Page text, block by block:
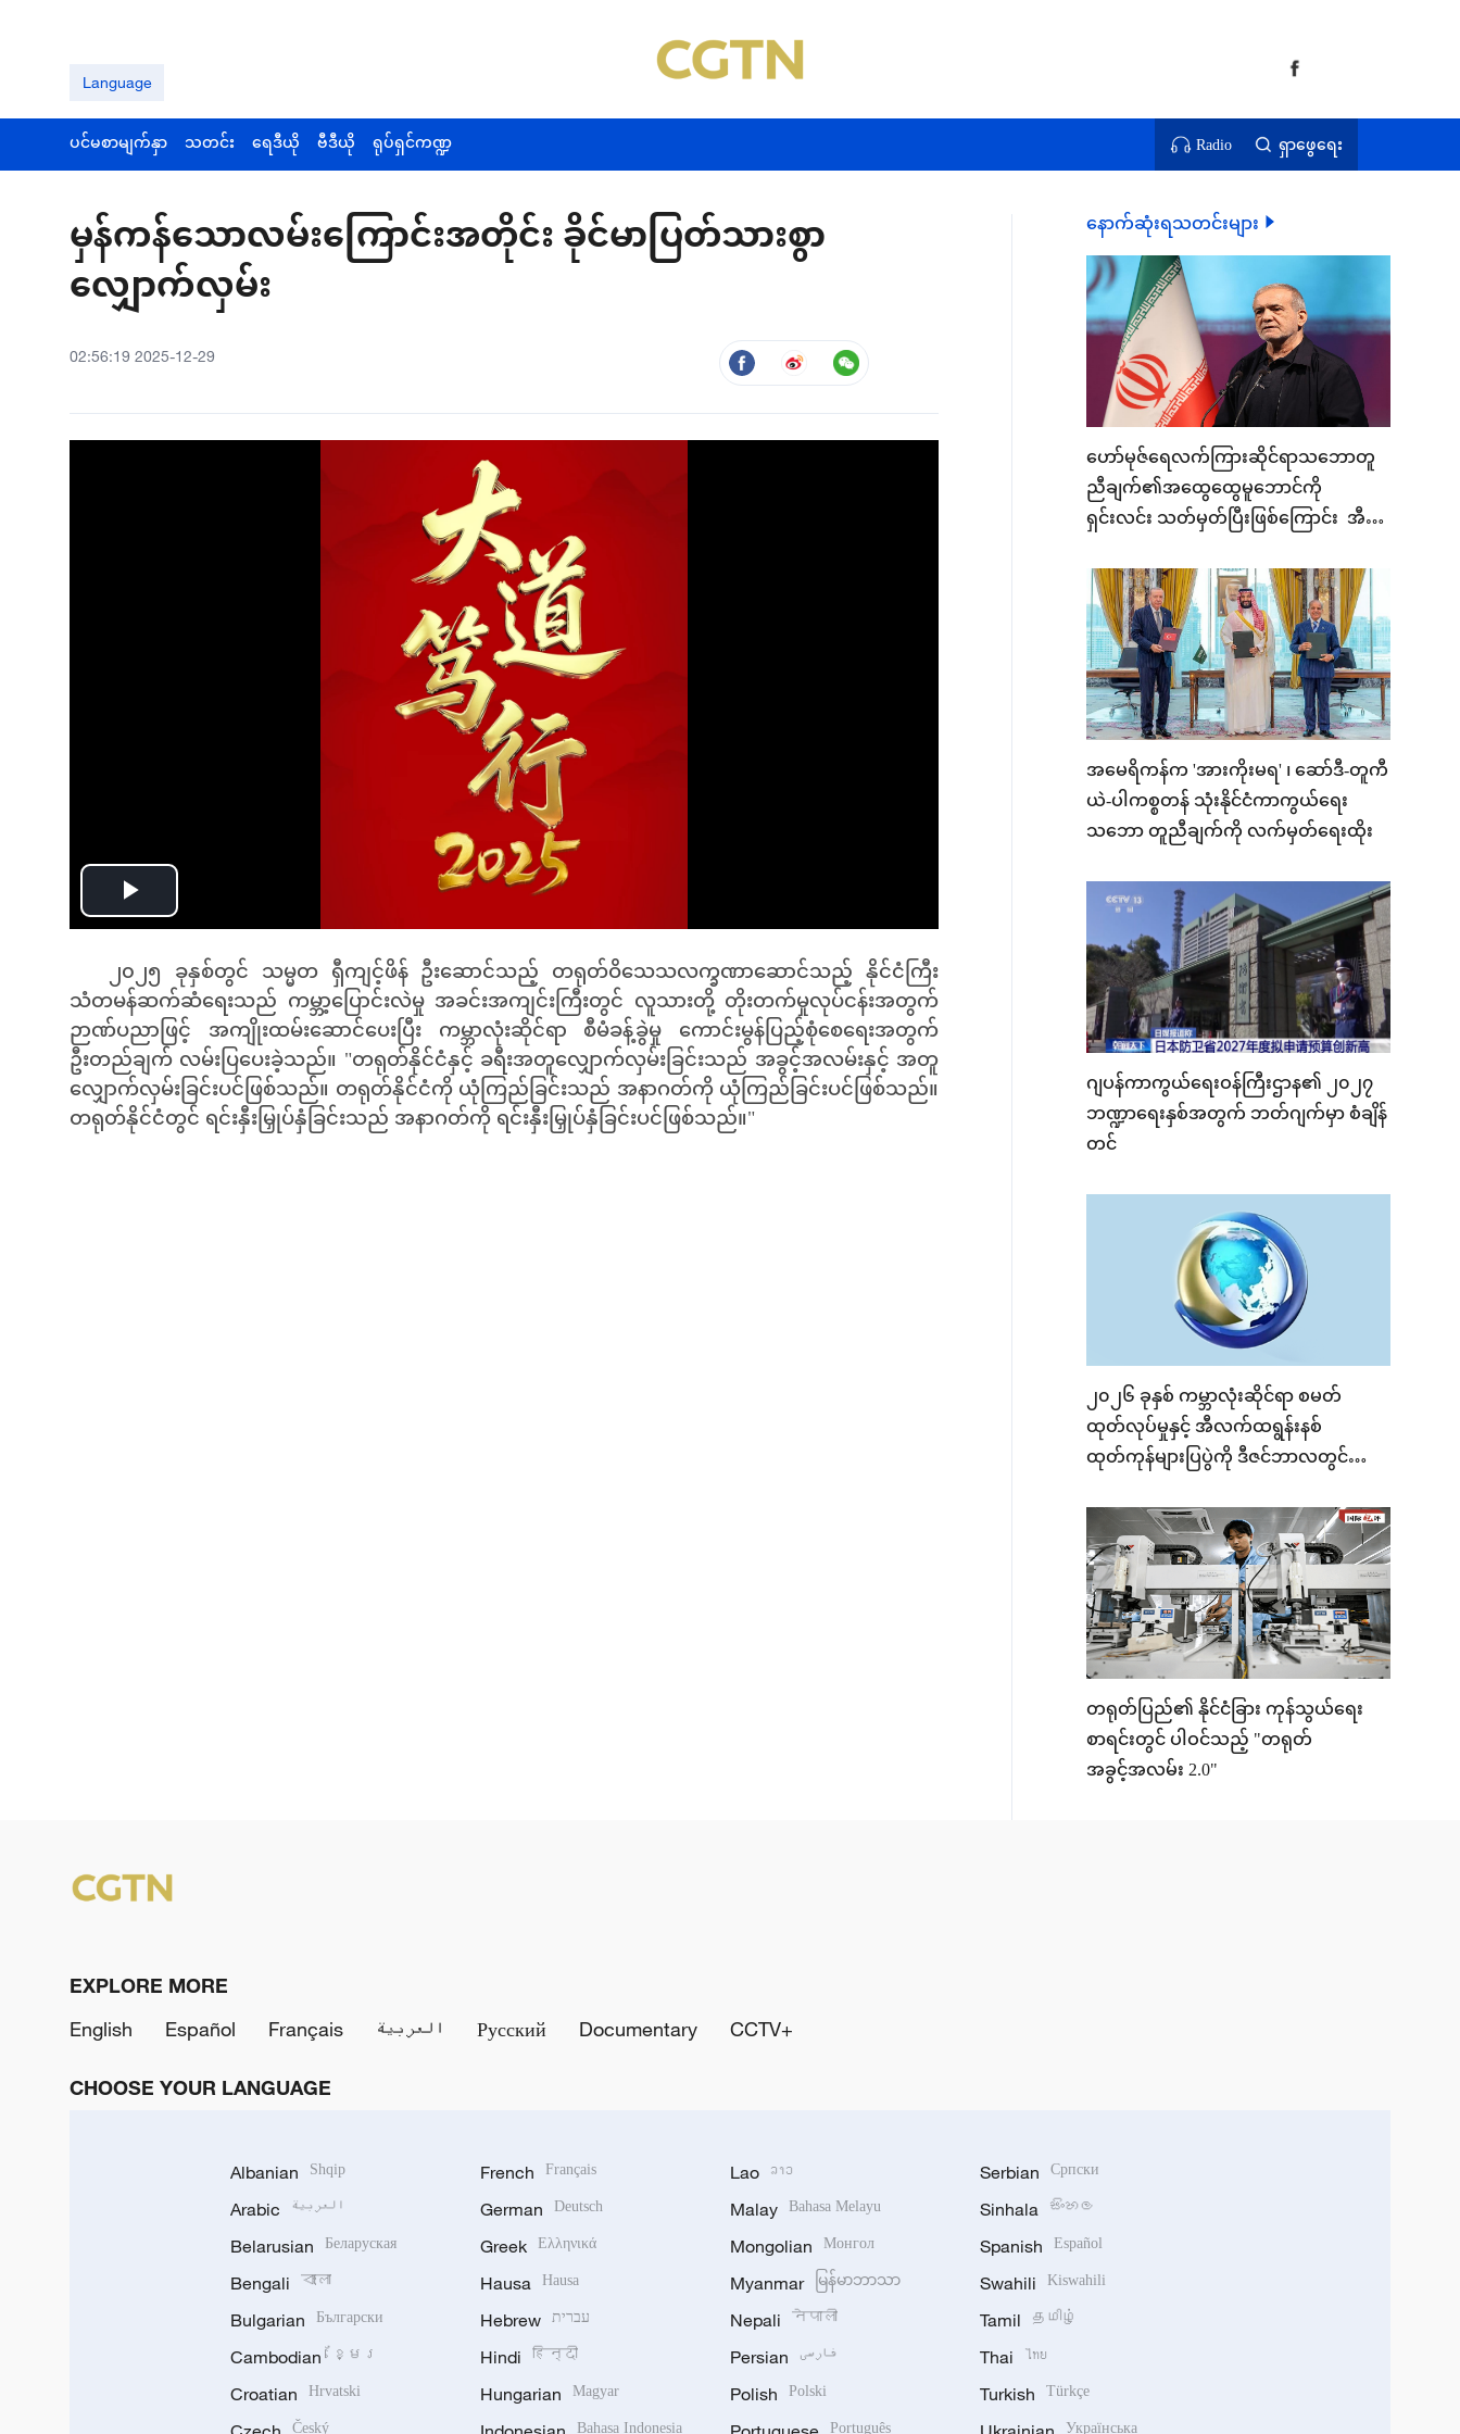
Language
ပင်မစာမျက်နှာ သတင်း ရေဒီယို ဗီဒီယို ရုပ်ရှင်ကဏ္ဍ Radio ရှာဖွေရေး
မှန်ကန်သောလမ်းကြောင်းအတိုင်း ခိုင်မာပြတ်သားစွာ
လျှောက်လှမ်း
02:56:19 2025-12-29
Play
Video
၂၀၂၅ ခုနှစ်တွင် သမ္မတ ရှီကျင့်ဖိန် ဦးဆောင်သည့် တရုတ်ဝိသေသလက္ခဏာဆောင်သည့် နိုင်ငံကြီး
သံတမန်ဆက်ဆံရေးသည် ကမ္ဘာ့ပြောင်းလဲမှု အခင်းအကျင်းကြီးတွင် လူသားတို့ တိုးတက်မှုလုပ်ငန်းအတွက်
ဉာဏ်ပညာဖြင့် အကျိုးထမ်းဆောင်ပေးပြီး ကမ္ဘာလုံးဆိုင်ရာ စီမံခန့်ခွဲမှု ကောင်းမွန်ပြည့်စုံစေရေးအတွက်
ဦးတည်ချက် လမ်းပြပေးခဲ့သည်။ "တရုတ်နိုင်ငံနှင့် ခရီးအတူလျှောက်လှမ်းခြင်းသည် အခွင့်အလမ်းနှင့် အတူ
လျှောက်လှမ်းခြင်းပင်ဖြစ်သည်။ တရုတ်နိုင်ငံကို ယုံကြည်ခြင်းသည် အနာဂတ်ကို ယုံကြည်ခြင်းပင်ဖြစ်သည်။
တရုတ်နိုင်ငံတွင် ရင်းနှီးမြှုပ်နှံခြင်းသည် အနာဂတ်ကို ရင်းနှီးမြှုပ်နှံခြင်းပင်ဖြစ်သည်။"
နောက်ဆုံးရသတင်းများ
ဟော်မုဇ်ရေလက်ကြားဆိုင်ရာသဘောတူ
ညီချက်၏အထွေထွေမူဘောင်ကို
ရှင်းလင်း သတ်မှတ်ပြီးဖြစ်ကြောင်း အီရန်
အမေရိကန်က 'အားကိုးမရ' ၊ ဆော်ဒီ-တူကီ
ယဲ-ပါကစ္စတန် သုံးနိုင်ငံကာကွယ်ရေး
သဘော တူညီချက်ကို လက်မှတ်ရေးထိုး
ဂျပန်ကာကွယ်ရေးဝန်ကြီးဌာန၏ ၂၀၂၇
ဘဏ္ဍာရေးနှစ်အတွက် ဘတ်ဂျက်မှာ စံချိန်
တင်
၂၀၂၆ ခုနှစ် ကမ္ဘာလုံးဆိုင်ရာ စမတ်
ထုတ်လုပ်မှုနှင့် အီလက်ထရွန်းနစ်
ထုတ်ကုန်များပြပွဲကို ဒီဇင်ဘာလတွင်
တရုတ်ပြည်၏ နိုင်ငံခြား ကုန်သွယ်ရေး
စာရင်းတွင် ပါဝင်သည့် "တရုတ်
အခွင့်အလမ်း 2.0"
EXPLORE MORE
English
Español Français العربية Русский Documentary CCTV+
CHOOSE YOUR LANGUAGE
Albanian Shqip
Arabic العربية
Belarusian Беларуская
Bengali বাংলা
Bulgarian Български
Cambodian ខ្មែរ
Croatian Hrvatski
Český
French Français
German Deutsch
Greek Ελληνικά
Hausa Hausa
Hebrew עברית
Hindi हिन्दी
Hungarian Magyar
Bahasa Indonesia
Lao ລາວ
Malay Bahasa Melayu
Mongolian Монгол
Myanmar မြန်မာဘာသာ
Nepali नेपाली
Persian فارسی
Polish Polski
Português
Serbian Српски
Sinhala සිංහල
Spanish Español
Swahili Kiswahili
Tamil தமிழ்
Thai ไทย
Turkish Türkçe
Українська